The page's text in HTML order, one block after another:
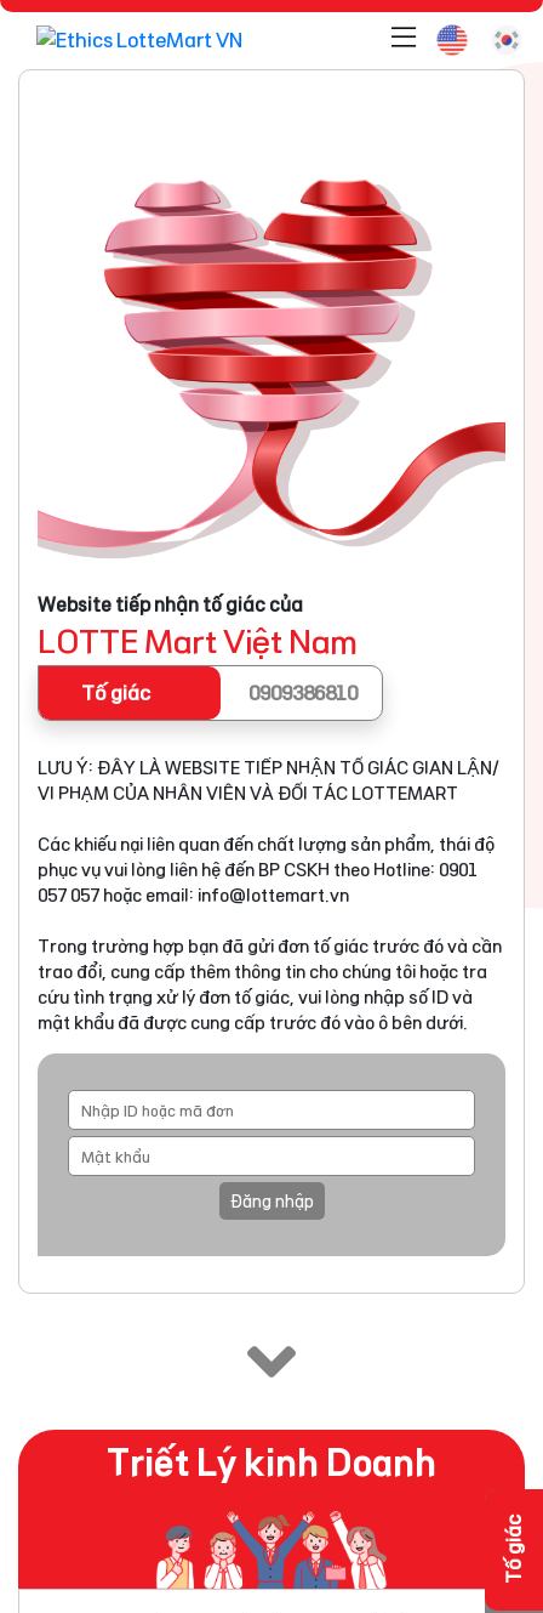
Website tiếp nhận tố giác của
LOTTE Mart Việt Nam
Tố giác 0909386810
LƯU Ý: ĐÂY LÀ WEBSITE TIẾP NHẬN TỐ GIÁC GIAN LẬN/
VI PHẠM CỦA NHÂN VIÊN VÀ ĐỐI TÁC LOTTEMART
Các khiếu nại liên quan đến chất lượng sản phẩm, thái độ
phục vụ vui lòng liên hệ đến BP CSKH theo Hotline: 0901
057 057 hoặc email: info@lottemart.vn
Trong trường hợp bạn đã gửi đơn tố giác trước đó và cần
trao đổi, cung cấp thêm thông tin cho chúng tôi hoặc tra
cứu tình trạng xử lý đơn tố giác, vui lòng nhập số ID và
mật khẩu đã được cung cấp trước đó vào ô bên dưới.
Đăng nhập
Triết Lý kinh Doanh
Tố giác